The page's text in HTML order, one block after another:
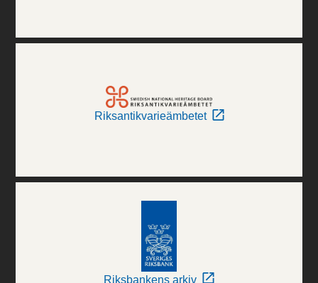
Riksantikvarieämbetet
Riksbankens arkiv